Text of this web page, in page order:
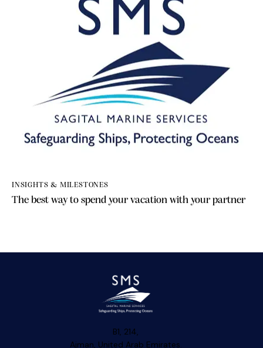
INSIGHTS & MILESTONES
The best way to spend your vacation with your partner
B1, 214,
Ajman, United Arab Emirates.